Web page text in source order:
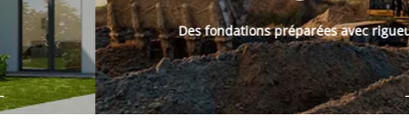
 Recopier le code ci-contre
Rafraîchir le captcha
Des fondations préparées avec rigueur.